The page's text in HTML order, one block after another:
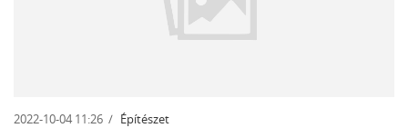
2022-10-04 11:26 Építészet